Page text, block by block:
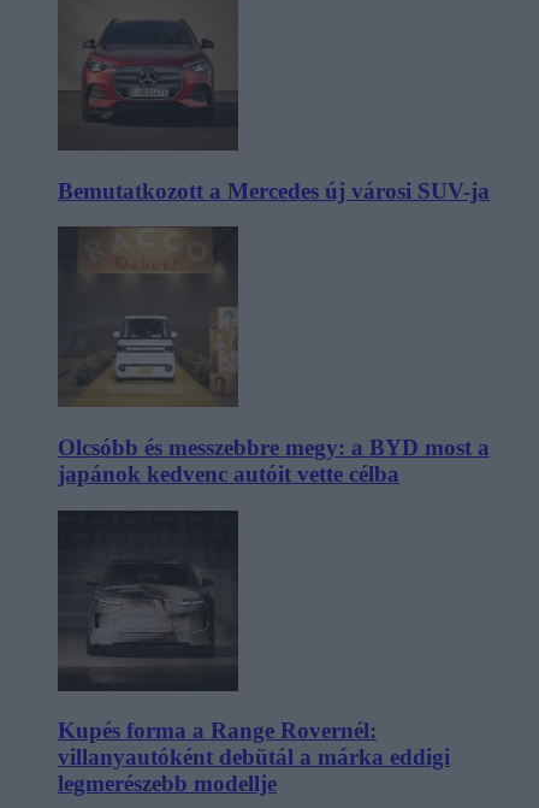
Bemutatkozott a Mercedes új városi SUV-ja
Olcsóbb és messzebbre megy: a BYD most a
japánok kedvenc autóit vette célba
Kupés forma a Range Rovernél:
villanyautóként debütál a márka eddigi
legmerészebb modellje